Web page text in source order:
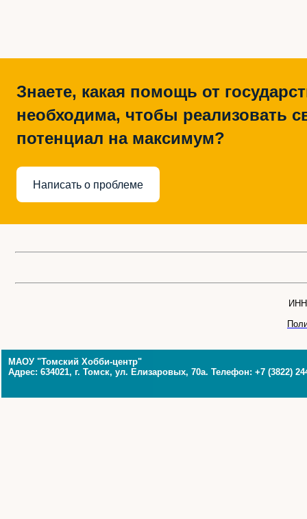
Знаете, какая помощь от
необходима, чтобы реализовать
потенциал на максимум?
Написать о проблеме
МАОУ "Томский Хобби-центр"
Адрес: 634021, г. Томск, ул. Елизаровых, 70а. Телефон: +7 (3822)